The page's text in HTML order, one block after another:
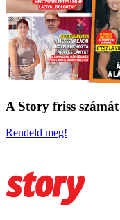
A Story friss
Rendeld meg!